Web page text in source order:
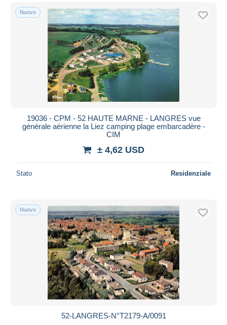
Nuovo
19036 - CPM - 52 HAUTE MARNE - LANGRES vue
générale aérienne la Liez camping plage embarcadère -
CIM
± 4,62 USD
Stato Residenziale
Nuovo
52-LANGRES-N°T2179-A/0091